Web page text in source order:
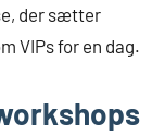
der sætter
VIPs for en dag.